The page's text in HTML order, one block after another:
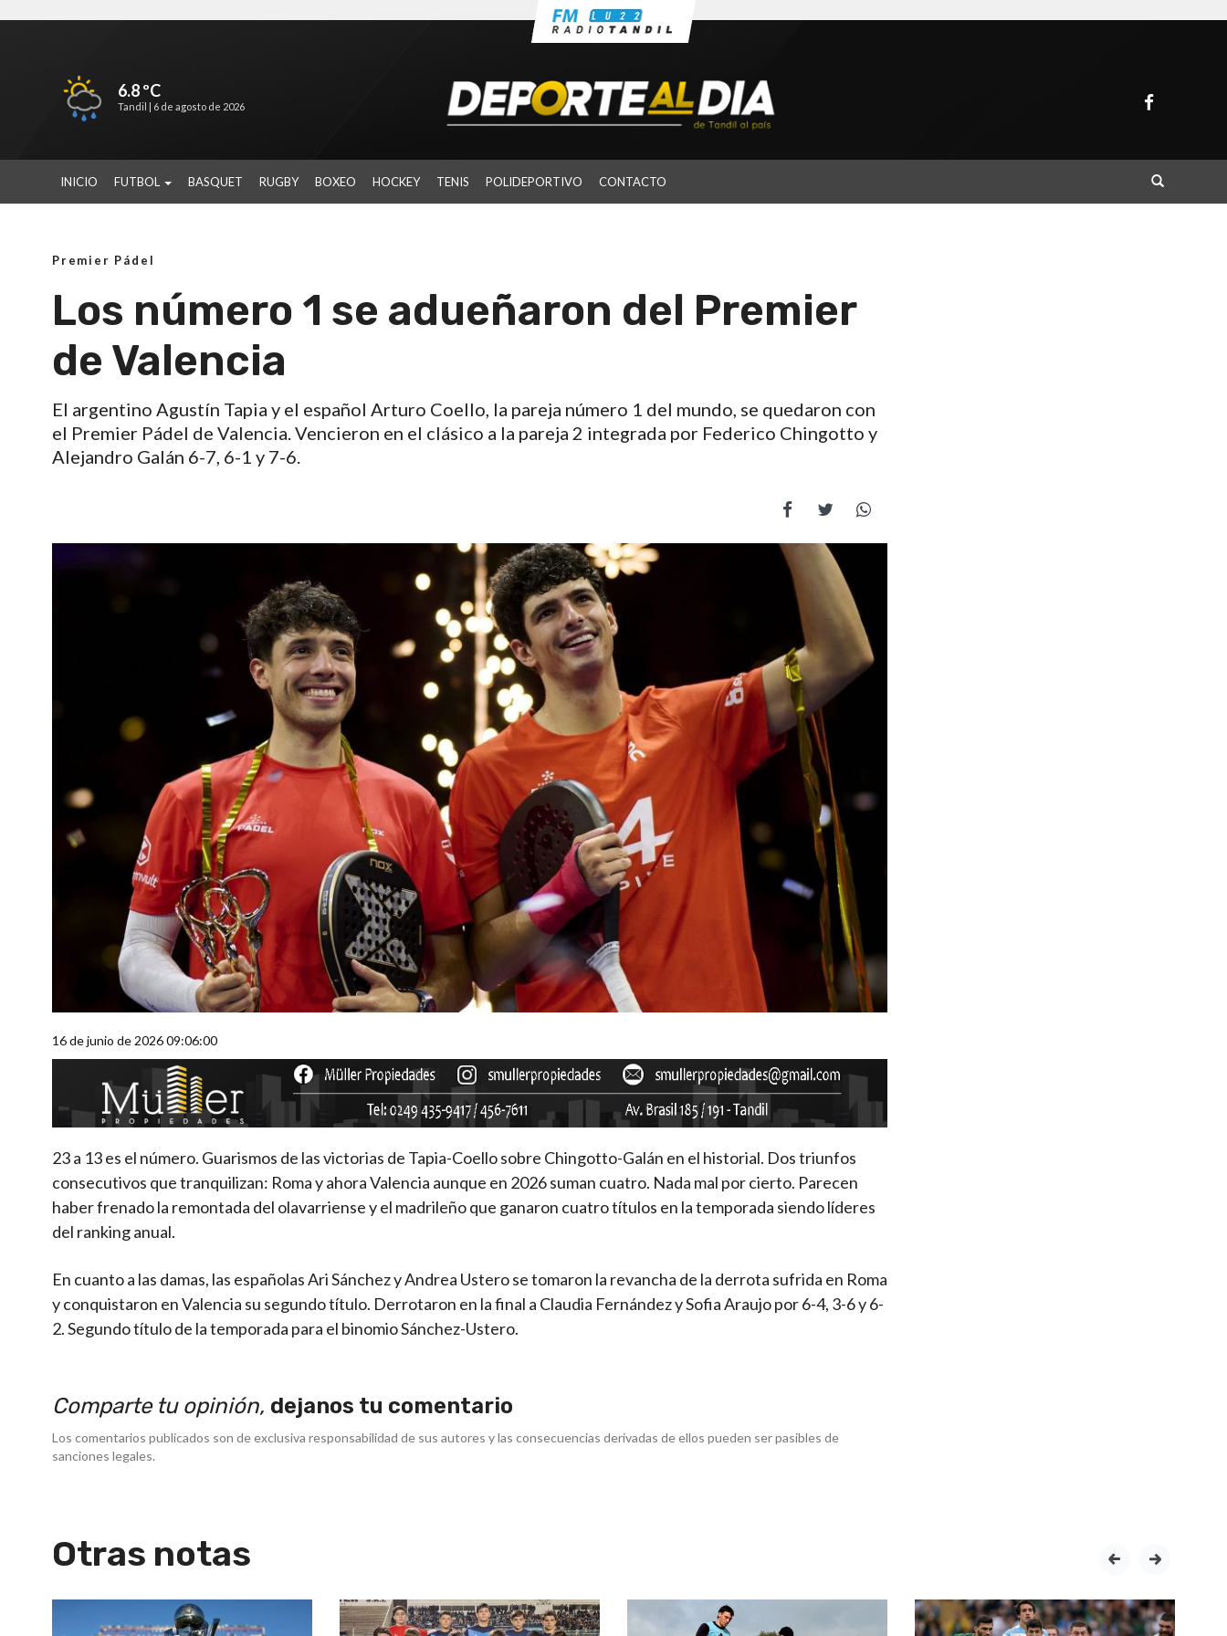
6.8 ºC
Tandil | 6 de agosto de 2026
INICIO FUTBOL BASQUET RUGBY BOXEO HOCKEY TENIS POLIDEPORTIVO CONTACTO
Premier Pádel
Los número 1 se adueñaron del Premier
de Valencia
El argentino Agustín Tapia y el español Arturo Coello, la pareja número 1 del mundo, se quedaron con
el Premier Pádel de Valencia. Vencieron en el clásico a la pareja 2 integrada por Federico Chingotto y
Alejandro Galán 6-7, 6-1 y 7-6.
16 de junio de 2026 09:06:00
23 a 13 es el número. Guarismos de las victorias de Tapia-Coello sobre Chingotto-Galán en el historial. Dos triunfos
consecutivos que tranquilizan: Roma y ahora Valencia aunque en 2026 suman cuatro. Nada mal por cierto. Parecen
haber frenado la remontada del olavarriense y el madrileño que ganaron cuatro títulos en la temporada siendo líderes
del ranking anual.
En cuanto a las damas, las españolas Ari Sánchez y Andrea Ustero se tomaron la revancha de la derrota sufrida en Roma
y conquistaron en Valencia su segundo título. Derrotaron en la final a Claudia Fernández y Sofia Araujo por 6-4, 3-6 y 6-
2. Segundo título de la temporada para el binomio Sánchez-Ustero.
Comparte tu opinión, dejanos tu comentario
Los comentarios publicados son de exclusiva responsabilidad de sus autores y las consecuencias derivadas de ellos pueden ser pasibles de
sanciones legales.
Otras notas prev next